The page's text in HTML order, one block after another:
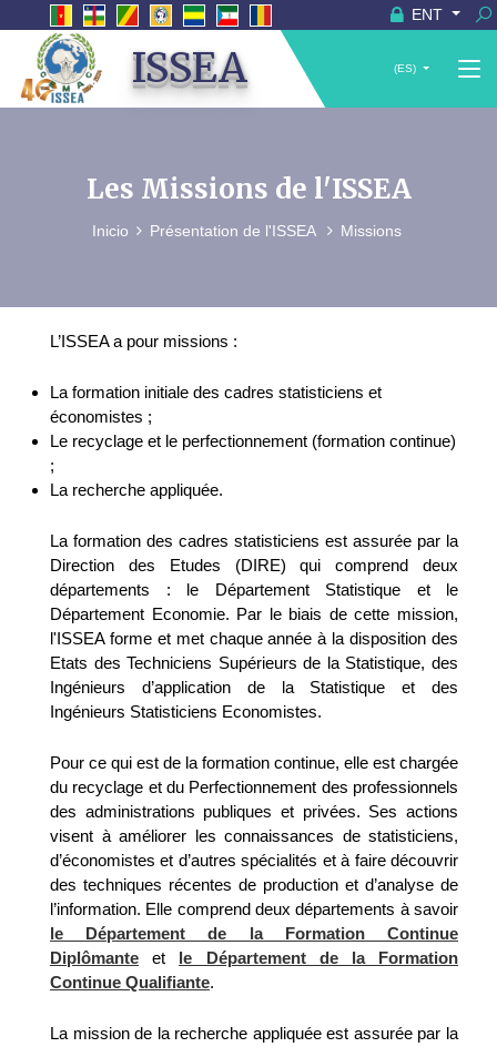
ENT
ISSEA (ES)
Les Missions de l'ISSEA
Inicio Présentation de l'ISSEA Missions
L’ISSEA a pour missions :
La formation initiale des cadres statisticiens et
économistes ;
Le recyclage et le perfectionnement (formation continue)
;
La recherche appliquée.
La formation des cadres statisticiens est assurée par la
Direction des Etudes (DIRE) qui comprend deux
départements : le Département Statistique et le
Département Economie. Par le biais de cette mission,
l'ISSEA forme et met chaque année à la disposition des
Etats des Techniciens Supérieurs de la Statistique, des
Ingénieurs d’application de la Statistique et des
Ingénieurs Statisticiens Economistes.
Pour ce qui est de la formation continue, elle est chargée
du recyclage et du Perfectionnement des professionnels
des administrations publiques et privées. Ses actions
visent à améliorer les connaissances de statisticiens,
d’économistes et d’autres spécialités et à faire découvrir
des techniques récentes de production et d’analyse de
l’information. Elle comprend deux départements à savoir
le Département de la Formation Continue
Diplômante et le Département de la Formation
Continue Qualifiante.
La mission de la recherche appliquée est assurée par la